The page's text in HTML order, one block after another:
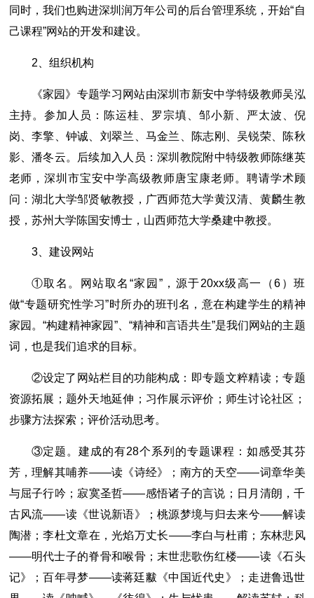
同时，我们也购进深圳润万年公司的后台管理系统，开始“自
己课程”网站的开发和建设。
2、组织机构
《家园》专题学习网站由深圳市新安中学特级教师吴泓
主持。参加人员：陈运桂、罗宗填、邹小新、严太波、倪
岗、李擎、钟诚、刘翠兰、马金兰、陈志刚、吴锐荣、陈秋
影、潘冬云。后续加入人员：深圳教院附中特级教师陈继英
老师，深圳市宝安中学高级教师唐宝康老师。聘请学术顾
问：湖北大学邹贤敏教授，广西师范大学黄汉清、黄麟生教
授，苏州大学陈国安博士，山西师范大学桑建中教授。
3、建设网站
①取名。网站取名“家园”，源于20xx级高一（6）班
做“专题研究性学习”时所办的班刊名，意在构建学生的精神
家园。“构建精神家园”、“精神和言语共生”是我们网站的主题
词，也是我们追求的目标。
②设定了网站栏目的功能构成：即专题文粹精读；专题
资源拓展；题外天地延伸；习作展示评价；师生讨论社区；
步骤方法探索；评价活动思考。
③定题。建成的有28个系列的专题课程：如感受其芬
芳，理解其哺养――读《诗经》；南方的天空――词章华美
与屈子行吟；寂寞圣哲――感悟诸子的言说；日月清朗，千
古风流――读《世说新语》；桃源梦境与归去来兮――解读
陶潜；李杜文章在，光焰万丈长――李白与杜甫；东林悲风
――明代士子的脊骨和喉骨；末世悲歌伤红楼――读《石头
记》；百年寻梦――读蒋廷黻《中国近代史》；走进鲁迅世